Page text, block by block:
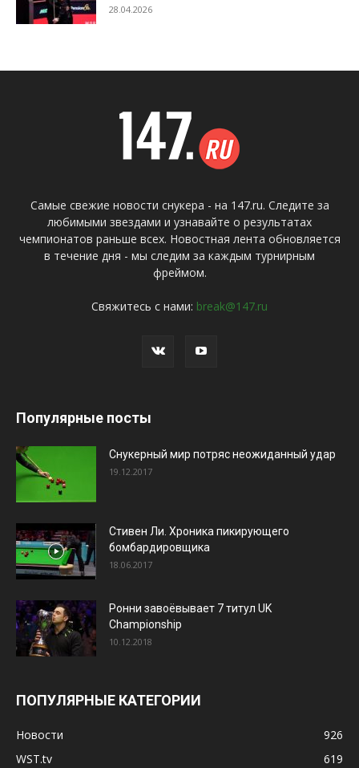
28.04.2026
Самые свежие новости снукера - на 147.ru. Следите за
любимыми звездами и узнавайте о результатах
чемпионатов раньше всех. Новостная лента обновляется
в течение дня - мы следим за каждым турнирным
фреймом.
Свяжитесь с нами: break@147.ru
Популярные посты
Снукерный мир потряс неожиданный удар
19.12.2017
Стивен Ли. Хроника пикирующего
бомбардировщика
18.06.2017
Ронни завоёвывает 7 титул UK
Championship
10.12.2018
ПОПУЛЯРНЫЕ КАТЕГОРИИ
Новости
926
WST.tv
619